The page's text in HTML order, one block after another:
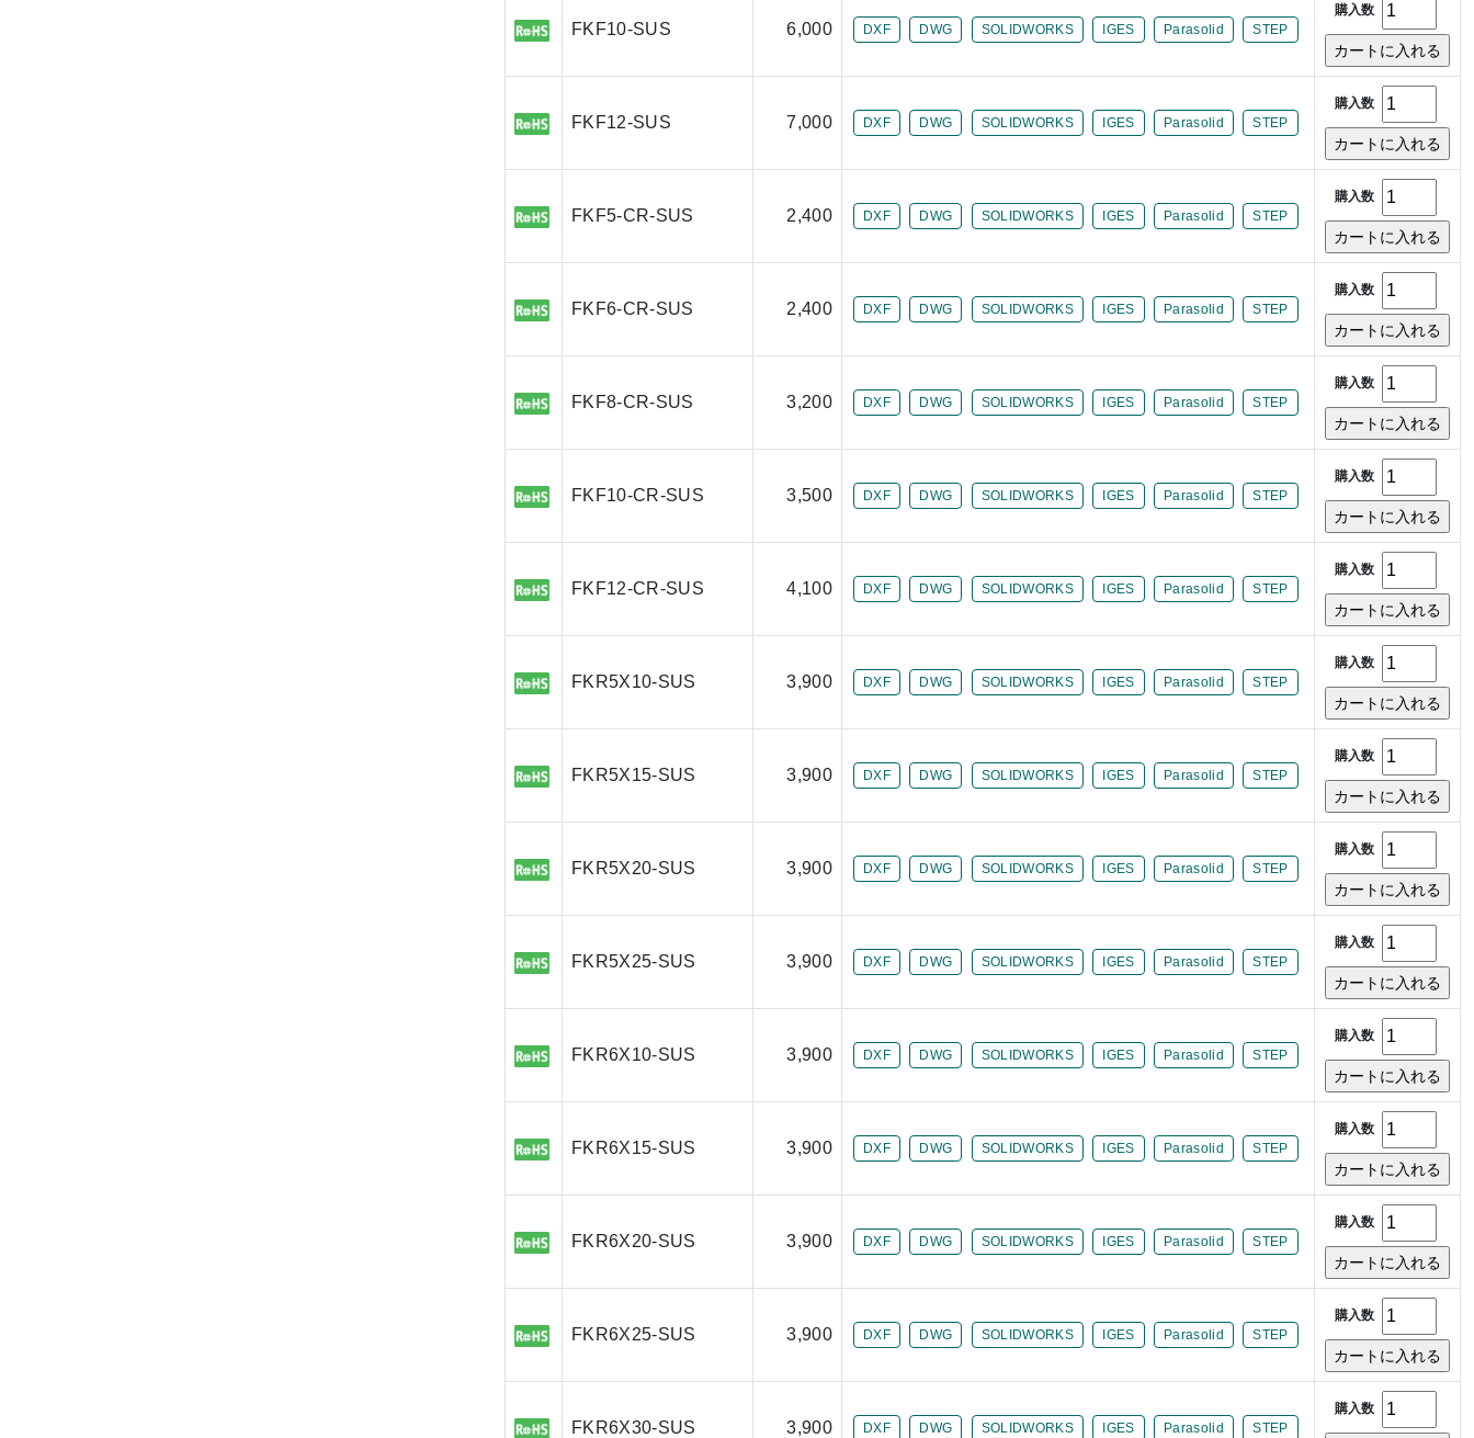
FKF10-SUS 6,000 DXF DWG SOLIDWORKS IGES Parasolid STEP
購入数
FKF12-SUS 7,000 DXF DWG SOLIDWORKS IGES Parasolid STEP
購入数
FKF5-CR-SUS 2,400 DXF DWG SOLIDWORKS IGES Parasolid STEP
購入数
FKF6-CR-SUS 2,400 DXF DWG SOLIDWORKS IGES Parasolid STEP
購入数
FKF8-CR-SUS 3,200 DXF DWG SOLIDWORKS IGES Parasolid STEP
購入数
FKF10-CR-SUS 3,500 DXF DWG SOLIDWORKS IGES Parasolid STEP
購入数
FKF12-CR-SUS 4,100 DXF DWG SOLIDWORKS IGES Parasolid STEP
購入数
FKR5X10-SUS 3,900 DXF DWG SOLIDWORKS IGES Parasolid STEP
購入数
FKR5X15-SUS 3,900 DXF DWG SOLIDWORKS IGES Parasolid STEP
購入数
FKR5X20-SUS 3,900 DXF DWG SOLIDWORKS IGES Parasolid STEP
購入数
FKR5X25-SUS 3,900 DXF DWG SOLIDWORKS IGES Parasolid STEP
購入数
FKR6X10-SUS 3,900 DXF DWG SOLIDWORKS IGES Parasolid STEP
購入数
FKR6X15-SUS 3,900 DXF DWG SOLIDWORKS IGES Parasolid STEP
購入数
FKR6X20-SUS 3,900 DXF DWG SOLIDWORKS IGES Parasolid STEP
購入数
FKR6X25-SUS 3,900 DXF DWG SOLIDWORKS IGES Parasolid STEP
購入数
FKR6X30-SUS 3,900 DXF DWG SOLIDWORKS IGES Parasolid STEP
購入数